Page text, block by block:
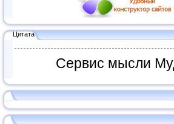
Цитата
Сервис мысли